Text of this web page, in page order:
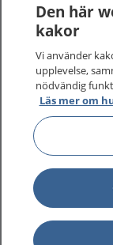
1177 på flera
Om 1177
Kontakt
Den här
kakor
Vi använder
upplevelse,
nödvändig
Läs mer om